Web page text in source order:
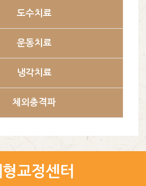
도수치료
운동치료
냉각치료
체외충격파
교정센터